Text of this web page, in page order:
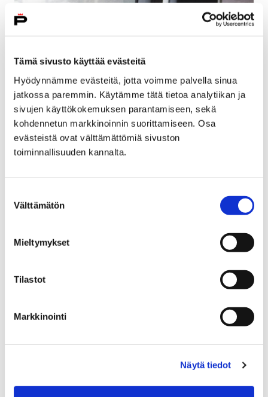
Tämä sivusto käyttää evästeitä
Hyödynnämme evästeitä, jotta voimme palvella sinua
jatkossa paremmin. Käytämme tätä tietoa analytiikan ja
sivujen käyttökokemuksen parantamiseen, sekä
kohdennetun markkinoinnin suorittamiseen. Osa
evästeistä ovat välttämättömiä sivuston
toiminnallisuuden kannalta.
valinta
Välttämätön
Mieltymykset
Tilastot
Markkinointi
Näytä tiedot
Autotehtaalle palkataan 1000 lisää –
Uudenkaupungin autotehdas eli Valmet Automotive
palkkaa tämän vuoden aikana 1000 uutta työntekijää.
Autotehtaalle järjestetään tutustuminen Porista 13.